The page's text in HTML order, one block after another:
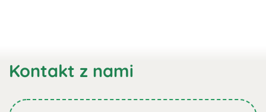
Kontakt z nami